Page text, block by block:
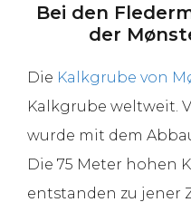
Bei den
der
Die Kalkgrube von
Kalkgrube weltweit.
wurde mit dem
Die 75 Meter hohen
entstanden zu jener